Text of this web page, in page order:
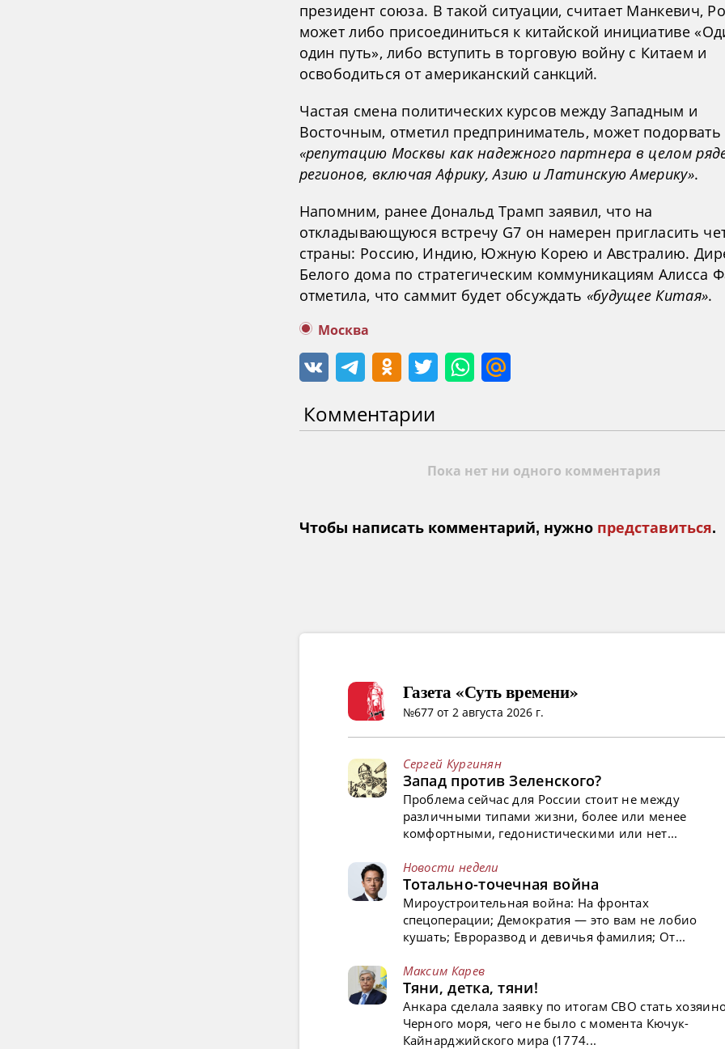
президент союза. В такой ситуации, считает Манкевич,
может либо присоединиться к китайской инициативе
один путь», либо вступить в торговую войну с Китаем и
освободиться от американский санкций.
Частая смена политических курсов между Западным и
Восточным, отметил предприниматель, может подорвать
«репутацию Москвы как надежного партнера в целом
регионов, включая Африку, Азию и Латинскую Америку».
Напомним, ранее Дональд Трамп заявил, что на
откладывающуюся встречу G7 он намерен пригласить
страны: Россию, Индию, Южную Корею и Австралию.
Белого дома по стратегическим коммуникациям Алисса
отметила, что саммит будет обсуждать «будущее Китая».
Москва
Комментарии
Пока нет ни одного комментария
Чтобы написать комментарий, нужно представиться.
Газета «Суть времени»
№677 от 2 августа 2026 г.
Сергей Кургинян
Запад против Зеленского?
Проблема сейчас для России стоит не между
различными типами жизни, более или менее
комфортными, гедонистическими или нет...
Новости недели
Тотально-точечная война
Мироустроительная война: На фронтах
спецоперации; Демократия — это вам не лобио
кушать; Евроразвод и девичья фамилия; От...
Максим Карев
Тяни, детка, тяни!
Анкара сделала заявку по итогам СВО стать
Черного моря, чего не было с момента Кючук-
Кайнарджийского мира (1774...